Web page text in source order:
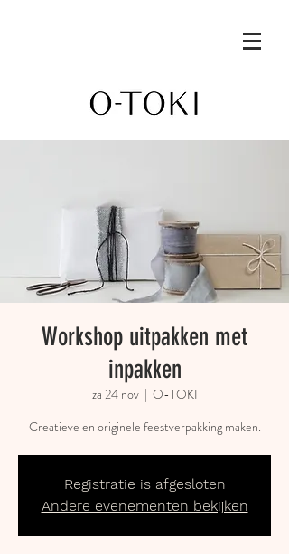
Workshop uitpakken met
inpakken
za 24 nov
  |
O-TOKI
Creatieve en originele feestverpakking maken.
Registratie is afgesloten
Andere evenementen bekijken